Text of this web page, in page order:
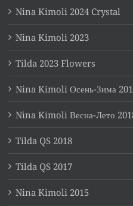
Nina Kimoli 2024 Crystal
Nina Kimoli 2023
Tilda 2023 Flowers
Nina Kimoli Осень-Зима
Nina Kimoli Весна-Лето
Tilda QS 2018
Tilda QS 2017
Nina Kimoli 2015